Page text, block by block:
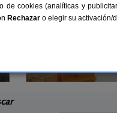
de cookies (analíticas y
Rechazar o elegir su activación/